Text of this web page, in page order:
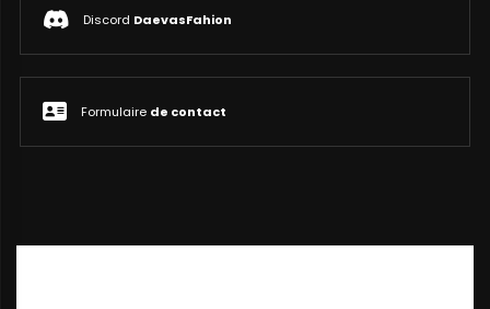
Discord DaevasFahion
Formulaire de contact